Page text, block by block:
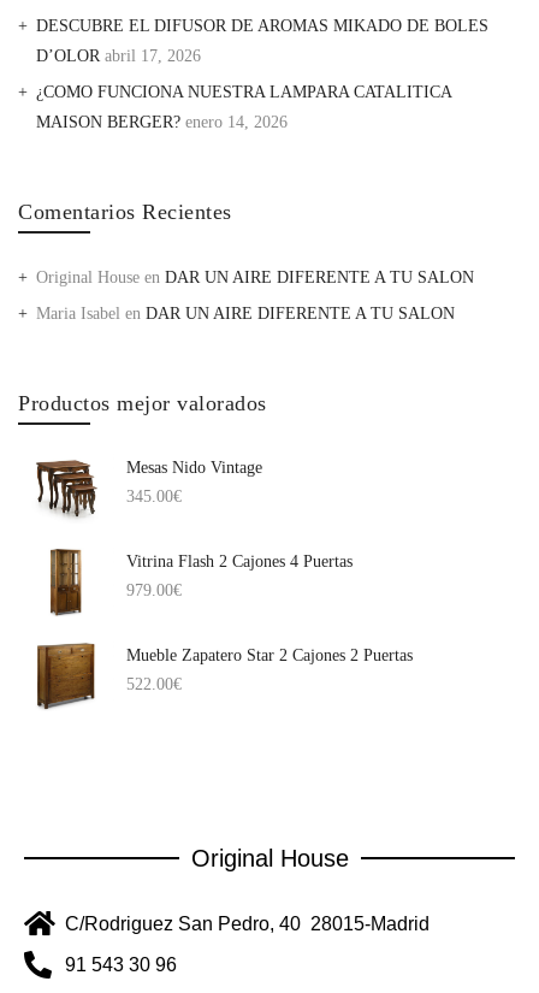
DESCUBRE EL DIFUSOR DE AROMAS MIKADO DE BOLES
D’OLOR abril 17, 2026
¿COMO FUNCIONA NUESTRA LAMPARA CATALITICA
MAISON BERGER? enero 14, 2026
Comentarios Recientes
Original House en DAR UN AIRE DIFERENTE A TU SALON
Maria Isabel en DAR UN AIRE DIFERENTE A TU SALON
Productos mejor valorados
Mesas Nido Vintage
345.00€
Vitrina Flash 2 Cajones 4 Puertas
979.00€
Mueble Zapatero Star 2 Cajones 2 Puertas
522.00€
Original House
C/Rodriguez San Pedro, 40 28015-Madrid
91 543 30 96